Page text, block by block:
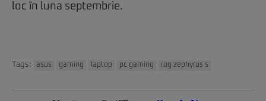
loc în luna septembrie.
Tags: asus gaming laptop pc gaming rog zephyrus s